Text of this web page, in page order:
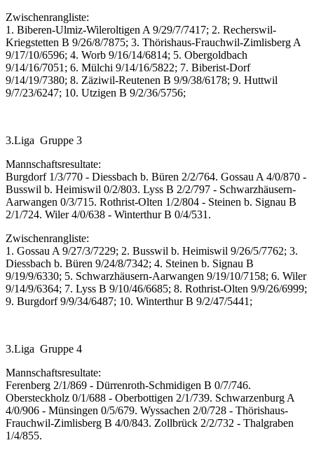
Zwischenrangliste:
1. Biberen-Ulmiz-Wileroltigen A 9/29/7/7417; 2. Recherswil-
Kriegstetten B 9/26/8/7875; 3. Thörishaus-Frauchwil-Zimlisberg A
9/17/10/6596; 4. Worb 9/16/14/6814; 5. Obergoldbach
9/14/16/7051; 6. Mülchi 9/14/16/5822; 7. Biberist-Dorf
9/14/19/7380; 8. Zäziwil-Reutenen B 9/9/38/6178; 9. Huttwil
9/7/23/6247; 10. Utzigen B 9/2/36/5756;
3.Liga Gruppe 3
Mannschaftsresultate:
Burgdorf 1/3/770 - Diessbach b. Büren 2/2/764. Gossau A 4/0/870 -
Busswil b. Heimiswil 0/2/803. Lyss B 2/2/797 - Schwarzhäusern-
Aarwangen 0/3/715. Rothrist-Olten 1/2/804 - Steinen b. Signau B
2/1/724. Wiler 4/0/638 - Winterthur B 0/4/531.
Zwischenrangliste:
1. Gossau A 9/27/3/7229; 2. Busswil b. Heimiswil 9/26/5/7762; 3.
Diessbach b. Büren 9/24/8/7342; 4. Steinen b. Signau B
9/19/9/6330; 5. Schwarzhäusern-Aarwangen 9/19/10/7158; 6. Wiler
9/14/9/6364; 7. Lyss B 9/10/46/6685; 8. Rothrist-Olten 9/9/26/6999;
9. Burgdorf 9/9/34/6487; 10. Winterthur B 9/2/47/5441;
3.Liga Gruppe 4
Mannschaftsresultate:
Ferenberg 2/1/869 - Dürrenroth-Schmidigen B 0/7/746.
Obersteckholz 0/1/688 - Oberbottigen 2/1/739. Schwarzenburg A
4/0/906 - Münsingen 0/5/679. Wyssachen 2/0/728 - Thörishaus-
Frauchwil-Zimlisberg B 4/0/843. Zollbrück 2/2/732 - Thalgraben
1/4/855.